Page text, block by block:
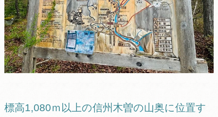
標高1,080ｍ以上の信州木曽の山奥に位置す